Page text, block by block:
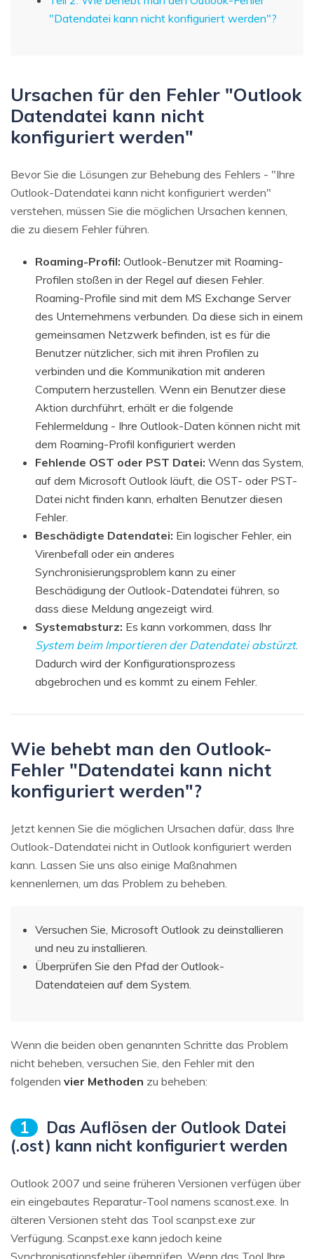
"Datendatei kann nicht konfiguriert werden"?
Ursachen für den Fehler "Outlook
Datendatei kann nicht
konfiguriert werden"
Bevor Sie die Lösungen zur Behebung des Fehlers - "Ihre
Outlook-Datendatei kann nicht konfiguriert werden"
verstehen, müssen Sie die möglichen Ursachen kennen,
die zu diesem Fehler führen.
Roaming-Profil: Outlook-Benutzer mit Roaming-
Profilen stoßen in der Regel auf diesen Fehler.
Roaming-Profile sind mit dem MS Exchange Server
des Unternehmens verbunden. Da diese sich in einem
gemeinsamen Netzwerk befinden, ist es für die
Benutzer nützlicher, sich mit ihren Profilen zu
verbinden und die Kommunikation mit anderen
Computern herzustellen. Wenn ein Benutzer diese
Aktion durchführt, erhält er die folgende
Fehlermeldung - Ihre Outlook-Daten können nicht mit
dem Roaming-Profil konfiguriert werden
Fehlende OST oder PST Datei: Wenn das System,
auf dem Microsoft Outlook läuft, die OST- oder PST-
Datei nicht finden kann, erhalten Benutzer diesen
Fehler.
Beschädigte Datendatei: Ein logischer Fehler, ein
Virenbefall oder ein anderes
Synchronisierungsproblem kann zu einer
Beschädigung der Outlook-Datendatei führen, so
dass diese Meldung angezeigt wird.
Systemabsturz: Es kann vorkommen, dass Ihr
System beim Importieren der Datendatei abstürzt.
Dadurch wird der Konfigurationsprozess
abgebrochen und es kommt zu einem Fehler.
Wie behebt man den Outlook-
Fehler "Datendatei kann nicht
konfiguriert werden"?
Jetzt kennen Sie die möglichen Ursachen dafür, dass Ihre
Outlook-Datendatei nicht in Outlook konfiguriert werden
kann. Lassen Sie uns also einige Maßnahmen
kennenlernen, um das Problem zu beheben.
Versuchen Sie, Microsoft Outlook zu deinstallieren
und neu zu installieren.
Überprüfen Sie den Pfad der Outlook-
Datendateien auf dem System.
Wenn die beiden oben genannten Schritte das Problem
nicht beheben, versuchen Sie, den Fehler mit den
folgenden vier Methoden zu beheben:
1
Das Auflösen der Outlook Datei
(.ost) kann nicht konfiguriert werden
Outlook 2007 und seine früheren Versionen verfügen über
ein eingebautes Reparatur-Tool namens scanost.exe. In
älteren Versionen steht das Tool scanpst.exe zur
Verfügung. Scanpst.exe kann jedoch keine
Synchronisationsfehler überprüfen. Wenn das Tool Ihre